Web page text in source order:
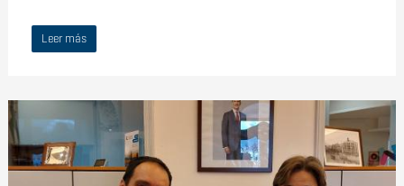
Leer más